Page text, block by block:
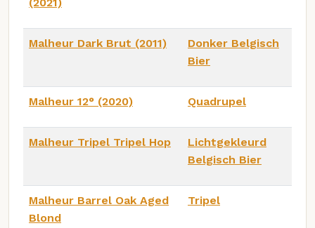
Malheur Dark Brut (2011)
Donker Belgisch
Bier
Malheur 12° (2020) Quadrupel
Malheur Tripel Tripel Hop
Lichtgekleurd
Belgisch Bier
Malheur Barrel Oak Aged
Blond
Tripel